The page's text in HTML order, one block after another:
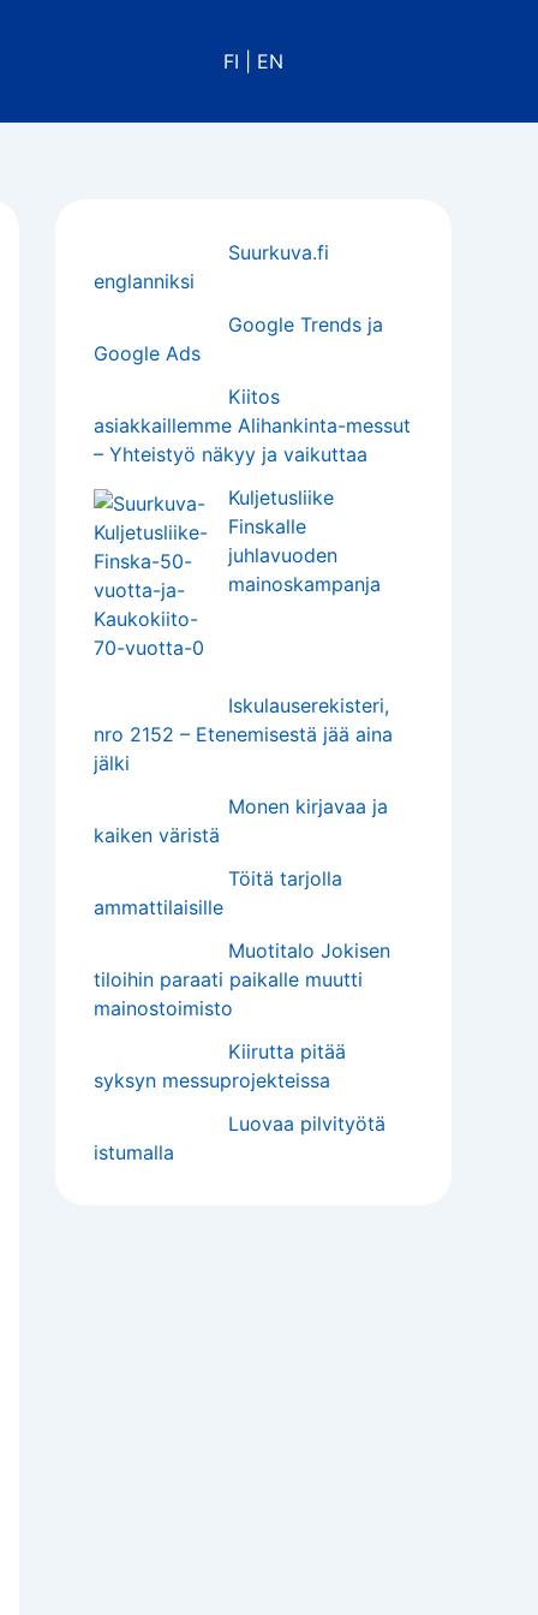
FI EN
Suurkuva.fi
englanniksi
Google Trends ja
Google Ads
Kiitos
asiakkaillemme Alihankinta-messut
– Yhteistyö näkyy ja vaikuttaa
Kuljetusliike
Finskalle
juhlavuoden
mainoskampanja
Iskulauserekisteri,
nro 2152 – Etenemisestä jää aina
jälki
Monen kirjavaa ja
kaiken väristä
Töitä tarjolla
ammattilaisille
Muotitalo Jokisen
tiloihin paraati paikalle muutti
mainostoimisto
Kiirutta pitää
syksyn messuprojekteissa
Luovaa pilvityötä
istumalla